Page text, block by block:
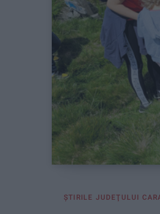
ŞTIRILE JUDEŢULUI